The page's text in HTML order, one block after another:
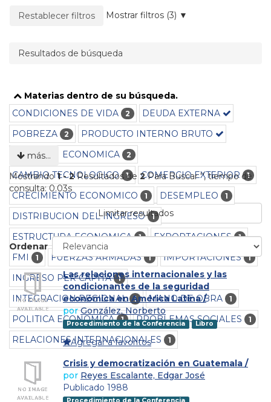
La página se recargará cuando se elimine un filtro.
Restablecer filtros Mostrar filtros (3)
Resultados de búsqueda
Materias dentro de su búsqueda.
CONDICIONES DE VIDA
2
DEUDA EXTERNA
POBREZA
2
PRODUCTO INTERNO BRUTO
RECESION ECONOMICA
2
CAMBIO TECNOLOGICO 1 COMERCIO EXTERIOR 1
CRECIMIENTO ECONOMICO 1 DESEMPLEO 1
DISTRIBUCION DEL INGRESO 1
ESTRUCTURA ECONOMICA 1 EXPORTACIONES 1
FMI 1 FUERZAS ARMADAS 1 IMPORTACIONES 1
INGRESO PER CAPITA 1
INTEGRACION REGIONAL 1 MANO DE OBRA 1
POLITICA ECONOMICA 1 PROBLEMAS SOCIALES 1
RELACIONES INTERNACIONALES 1
más…
Mostrando 1 - 2Resultados de 2Para Buscar '', tiempo de
consulta: 0.03s
Limitar resultados
Ordenar
Las relaciones internacionales y las
condicionantes de la seguridad
económica en América Latina /
porGonzález, Norberto
Procedimiento de la Conferencia Libro
Agregar a favoritos
Crisis y democratización en Guatemala /
por Reyes Escalante, Edgar José
Publicado 1988
Procedimiento de la Conferencia